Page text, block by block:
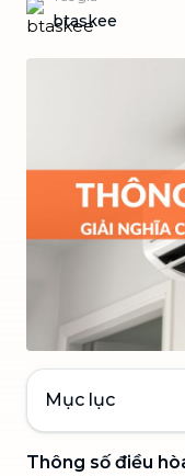
btaskee
Mục lục
Thông số điều